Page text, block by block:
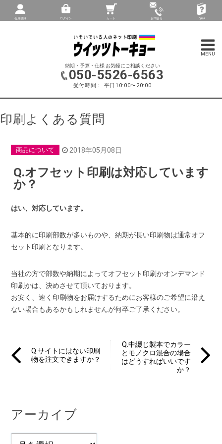
会員登録 ログイン カート お問合せ Q&A
納期・予算・仕様 お気軽にご相談ください
050-5526-6563
受付時間： 平日10:00〜20:00
印刷よくある質問
商品について 2018年05月08日
Q.オフセット印刷は対応しています
か？
はい、対応しています。
基本的に印刷部数が多いものや、納期が長い印刷物は通常オフ
セット印刷となります。
当社の方で部数や納期によってオフセット印刷かオンデマンド
印刷かは、決めさせて頂いております。
お安く、速く印刷物をお届けするためにお客様のご希望に沿え
ない場合もあるかもしれませんが何卒ご了承ください。
Q.サイトにはない印刷
物を注文できますか？
Q.中綴じ製本でカラー
とモノクロ混合の場合
はどうすればいいです
か？
アーカイブ